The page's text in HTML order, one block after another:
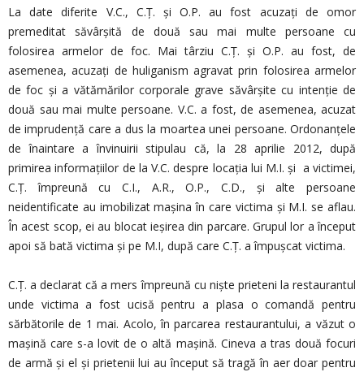
La date diferite V.C., C.Ț. și O.P. au fost acuzați de omor
premeditat săvârșită de două sau mai multe persoane cu
folosirea armelor de foc. Mai târziu C.Ț. și O.P. au fost, de
asemenea, acuzați de huliganism agravat prin folosirea armelor
de foc și a vătămărilor corporale grave săvârșite cu intenție de
două sau mai multe persoane. V.C. a fost, de asemenea, acuzat
de imprudență care a dus la moartea unei persoane. Ordonanțele
de înaintare a învinuirii stipulau că, la 28 aprilie 2012, după
primirea informațiilor de la V.C. despre locația lui M.I. și a victimei,
C.Ț. împreună cu C.I., A.R., O.P., C.D., și alte persoane
neidentificate au imobilizat mașina în care victima și M.I. se aflau.
În acest scop, ei au blocat ieșirea din parcare. Grupul lor a început
apoi să bată victima și pe M.I, după care C.Ț. a împușcat victima.
C.Ț. a declarat că a mers împreună cu niște prieteni la restaurantul
unde victima a fost ucisă pentru a plasa o comandă pentru
sărbătorile de 1 mai. Acolo, în parcarea restaurantului, a văzut o
mașină care s-a lovit de o altă mașină. Cineva a tras două focuri
de armă și el și prietenii lui au început să tragă în aer doar pentru